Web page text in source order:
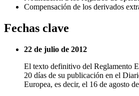
Compensación de los derivados
Fechas clave
22 de julio de 2012
El texto definitivo del Reglamento
20 días de su publicación en el
Europea, es decir, el 16 de agosto